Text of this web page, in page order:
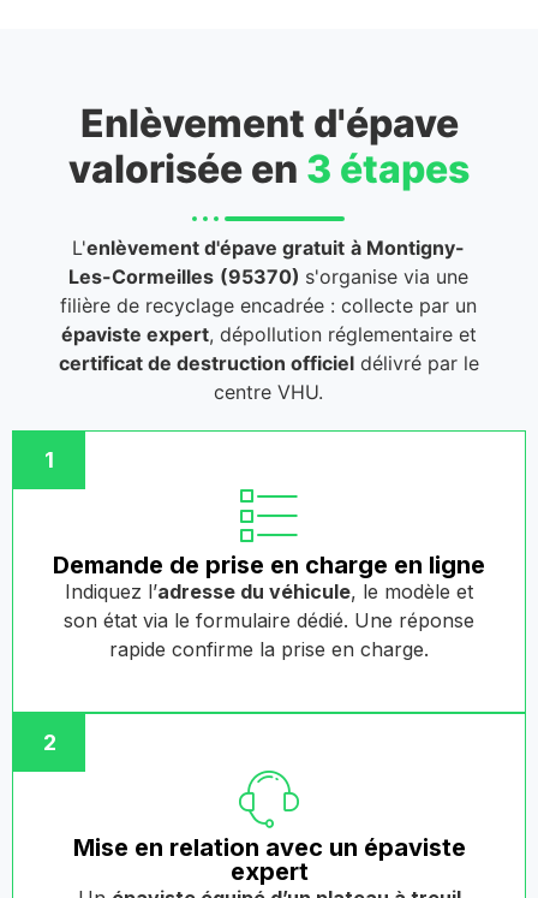
Enlèvement d'épave
valorisée en 3 étapes
L'enlèvement d'épave gratuit à Montigny-
Les-Cormeilles (95370) s'organise via une
filière de recyclage encadrée : collecte par un
épaviste expert, dépollution réglementaire et
certificat de destruction officieldélivré par le
centre VHU.
1
Demande de prise en charge en ligne
Indiquez l’adresse du véhicule, le modèle et
son état via le formulaire dédié. Une réponse
rapide confirme la prise en charge.
2
Mise en relation avec un épaviste
expert